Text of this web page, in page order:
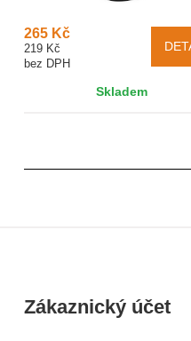
265 Kč
219 Kč
bez DPH
Skladem
Zákaznický účet